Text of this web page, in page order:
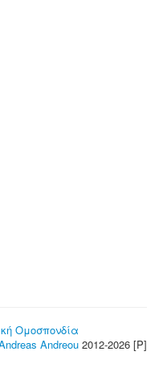
Ομοσπονδία
Andreou 2012-2026 [P]